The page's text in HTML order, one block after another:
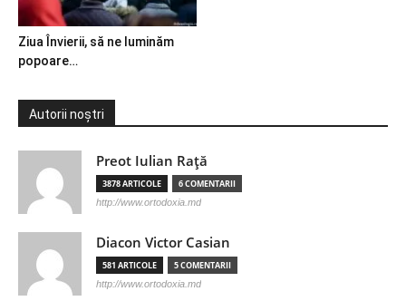
Ziua Învierii, să ne luminăm
popoare…
Autorii noștri
Preot Iulian Raţă
3878 ARTICOLE 6 COMENTARII
http://www.ortodoxia.md
Diacon Victor Casian
581 ARTICOLE 5 COMENTARII
http://www.ortodoxia.md